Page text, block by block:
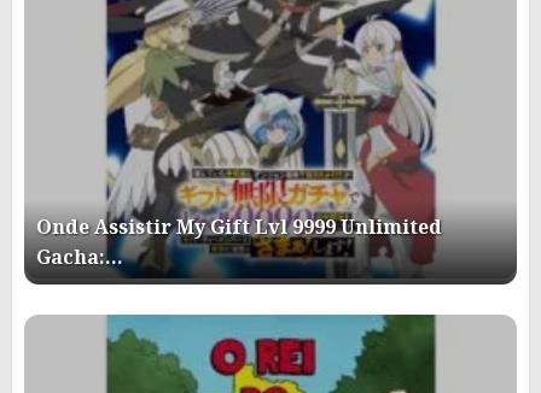
Onde Assistir My Gift Lvl 9999 Unlimited
Gacha:…